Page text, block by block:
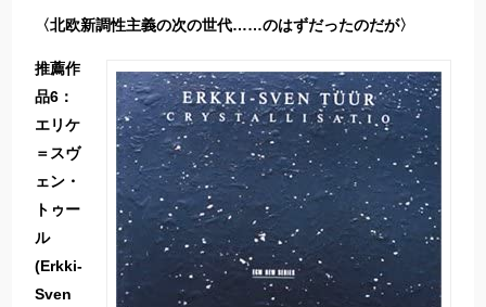
〈北欧新調性主義の次の世代……のはずだったのだが〉
推薦作
品6：
エリケ
＝スヴ
ェン・
トゥー
ル
(Erkki-
Sven